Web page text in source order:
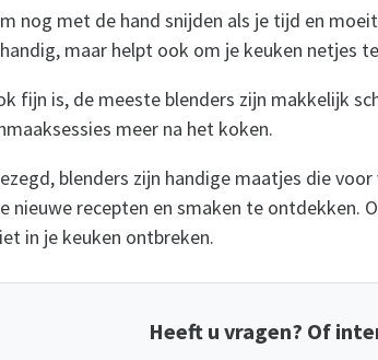
nog met de hand snijden als je tijd en
maar helpt ook om je keuken netjes
fijn is, de meeste blenders zijn makkelijk
meer na het koken.
blenders zijn handige maatjes die
nieuwe recepten en smaken te ontdekken.
in je keuken ontbreken.
Heeft u vragen? Of